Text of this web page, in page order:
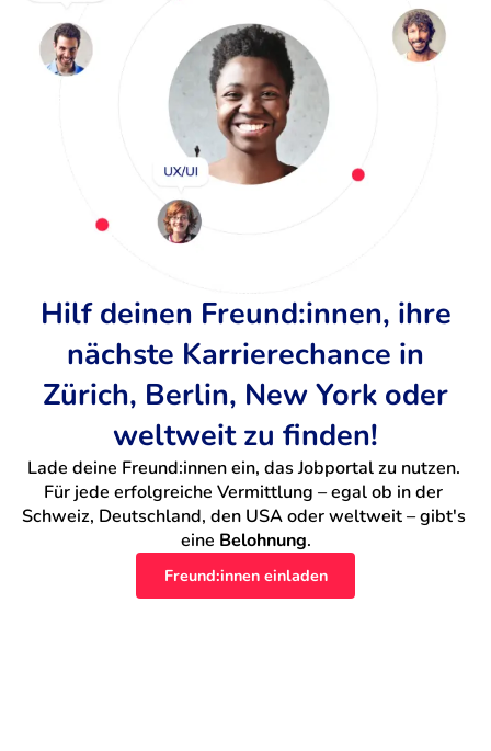
Hilf deinen Freund:innen, ihre
nächste Karrierechance in
Zürich, Berlin, New York oder
weltweit zu finden!
Lade deine Freund:innen ein, das Jobportal zu nutzen.
Für jede erfolgreiche Vermittlung – egal ob in der
Schweiz, Deutschland, den USA oder weltweit – gibt's
eine Belohnung.
Freund:innen einladen